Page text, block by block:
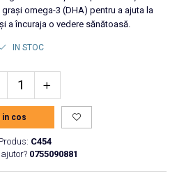
omega-3 (DHA) pentru a ajuta la
a încuraja o vedere sănătoasă.
IN STOC
in cos
C454
0755090881